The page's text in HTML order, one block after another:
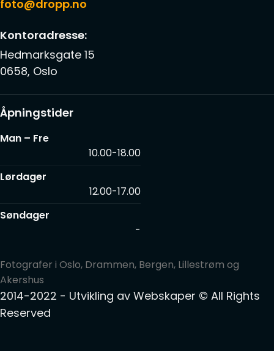
foto@dropp.no
Kontoradresse:
Hedmarksgate 15
0658, Oslo
Åpningstider
Man – Fre
10.00-18.00
Lørdager
12.00-17.00
Søndager
-
Fotografer i Oslo, Drammen, Bergen, Lillestrøm og
Akershus
2014-2022 - Utvikling av Webskaper © All Rights
Reserved